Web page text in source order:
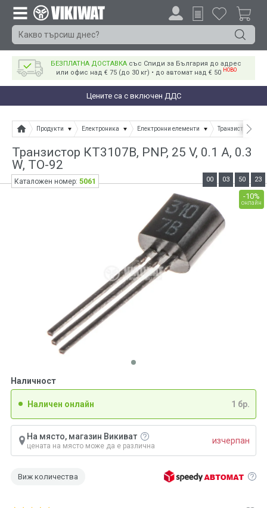
БЕЗПЛАТНА ДОСТАВКА със Спиди за България до адрес
или офис над € 75 (до 30 кг) • до автомат над € 50 НОВО
Цените са с включен ДДС
Продукти Електроника Електронни елементи Транзистори
Транзистор КT3107B, PNP, 25 V, 0.1 A, 0.3
W, TO-92
Наличност
Наличен онлайн 1 бр.
На място, магазин Викиват
цената на място може да е различна
изчерпан
Виж количества
-10%
онлайн
00 03 50 22
Каталожен номер: 5061